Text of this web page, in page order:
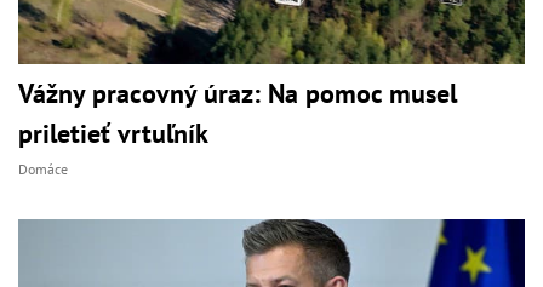
Vážny pracovný úraz: Na pomoc musel
priletieť vrtuľník
Domáce